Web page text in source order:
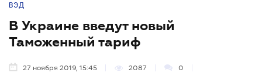
ВЭД
В Украине введут новый
Таможенный тариф
27 ноября 2019, 15:45 2087 0